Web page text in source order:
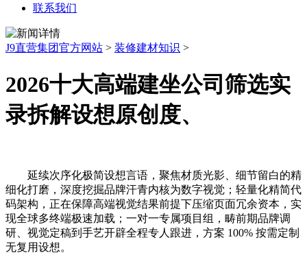
联系我们
J9直营集团官方网站 > 装修建材知识 >
2026十大高端建坐公司筛选实
录拆解设想原创度、
延续次序化极简设想言语，聚焦材质光影、细节留白的精
细化打磨，深度挖掘品牌汗青内核为数字视觉；轻量化精简代
码架构，正在保障高端视觉结果前提下压缩页面冗余资本，实
现全球多终端极速加载；一对一专属项目组，畴前期品牌调
研、视觉定稿到手艺开辟全程专人跟进，方案 100% 按需定制
无复用设想。